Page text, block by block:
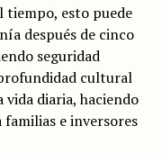
tiempo, esto puede
después de cinco
seguridad
cultural
diaria, haciendo
familias e inversores